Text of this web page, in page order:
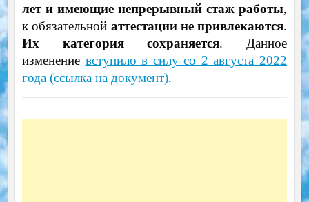
лет и имеющие непрерывный стаж работы,
к обязательной аттестации не привлекаются.
Их категория сохраняется. Данное
изменение вступило в силу со 2 августа 2022
года (ссылка на документ).